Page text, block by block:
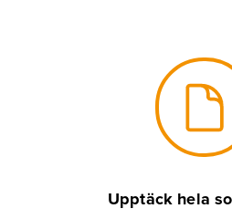
Upptäck hela